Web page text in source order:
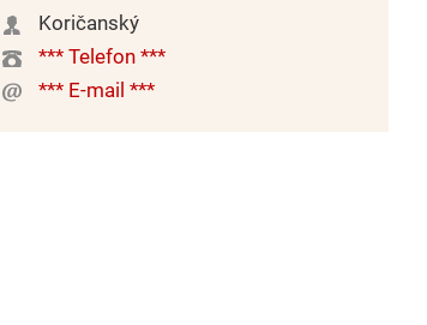
Koričanský
*** Telefon ***
*** E-mail ***